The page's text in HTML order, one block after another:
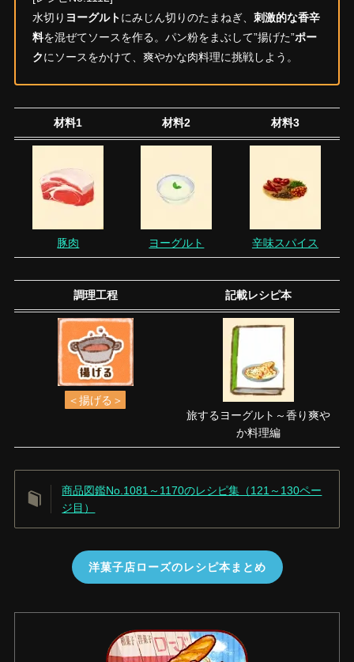
水切り ヨーグルトにみじん切りのたまねぎ、 刺激的な香辛
料を混ぜてソースを作る。パン粉をまぶして”揚げた”ポー
クにソースをかけて、爽やかな肉料理に挑戦しよう。
材料1 材料2 材料3
豚肉 ヨーグルト 辛味スパイス
調理工程 記載レシピ本
＜揚げる＞
旅するヨーグルト～香り爽や
か料理編
商品図鑑No.1081～1170のレシピ集（121～130ペー
ジ目）
洋菓子店ローズのレシピ本まとめ